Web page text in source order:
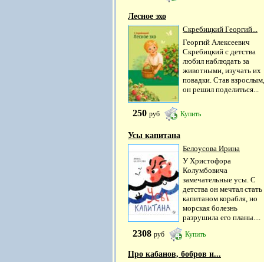
Лесное эхо
Скребицкий Георгий...
Георгий Алексеевич
Скребицкий с детства
любил наблюдать за
животными, изучать их
повадки. Став взрослым,
он решил поделиться...
250 руб Купить
Усы капитана
Белоусова Ирина
У Христофора
Колумбовича
замечательные усы. С
детства он мечтал стать
капитаном корабля, но
морская болезнь
разрушила его планы....
2308 руб Купить
Про кабанов, бобров и...